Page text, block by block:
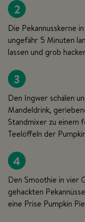
2
Die Pekannusskerne
ungefähr 5 Minuten
lassen und grob
3
Den Ingwer schälen
Mandeldrink,
Standmixer zu einem
Teelöffeln der
4
Den Smoothie in vier
gehackten
eine Prise Pumpkin